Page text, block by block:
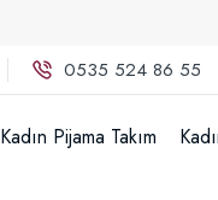
0535 524 86 55
Kadın Pijama Takım